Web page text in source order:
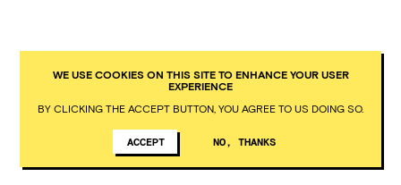
WE USE COOKIES ON THIS SITE TO ENHANCE YOUR USER
EXPERIENCE
BY CLICKING THE ACCEPT BUTTON, YOU AGREE TO US DOING SO.
ACCEPT NO, THANKS